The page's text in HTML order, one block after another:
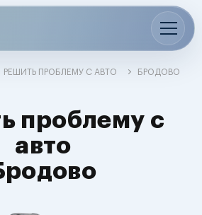
РЕШИТЬ ПРОБЛЕМУ С АВТО БРОДОВО
проблему с
авто